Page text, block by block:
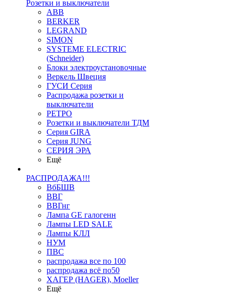
Розетки и выключатели
ABB
BERKER
LEGRAND
SIMON
SYSTEME ELECTRIC
(Schneider)
Блоки электроустановочные
Веркель Швеция
ГУСИ Серия
Распродажа розетки и
выключатели
РЕТРО
Розетки и выключатели ТДМ
Серия GIRA
Серия JUNG
СЕРИЯ ЭРА
Ещё
РАСПРОДАЖА!!!
ВбБШВ
ВВГ
ВВГнг
Лампа GE галогенн
Лампы LED SALE
Лампы КЛЛ
НУМ
ПВС
распродажа все по 100
распродажа всё по50
ХАГЕР (HAGER), Moeller
Ещё